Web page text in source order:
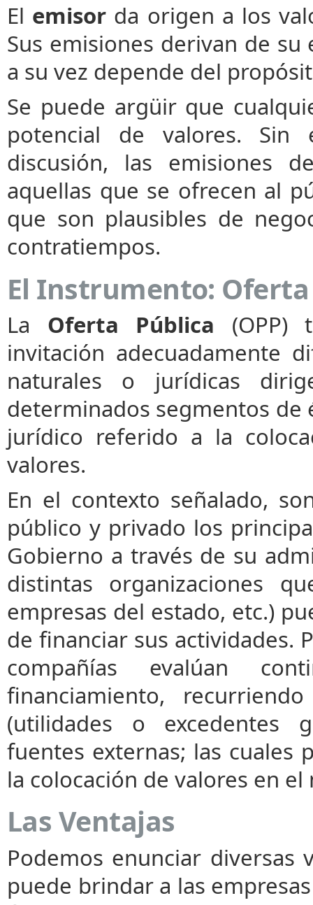
El emisor da origen a los
Sus emisiones derivan de
a su vez depende del
Se puede argüir que
potencial de valores. Sin
discusión, las emisiones
aquellas que se ofrecen al
que son plausibles de
contratiempos.
El Instrumento:
La Oferta Pública (OPP)
invitación adecuadamente
naturales o jurídicas
determinados segmentos de
jurídico referido a la
valores.
En el contexto señalado,
público y privado los
Gobierno a través de su
distintas organizaciones
empresas del estado, etc.)
de financiar sus actividades.
compañías evalúan
financiamiento,
(utilidades o excedentes
fuentes externas; las cuales
la colocación de valores en el
Las Ventajas
Podemos enunciar diversas
puede brindar a las